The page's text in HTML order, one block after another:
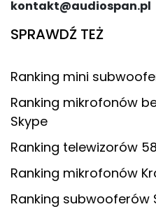
kontakt@audiospan.pl
SPRAWDŹ TEŻ
Ranking mini
Ranking mikrofonów
Skype
Ranking telewizorów
Ranking mikrofonów
Ranking subwooferów